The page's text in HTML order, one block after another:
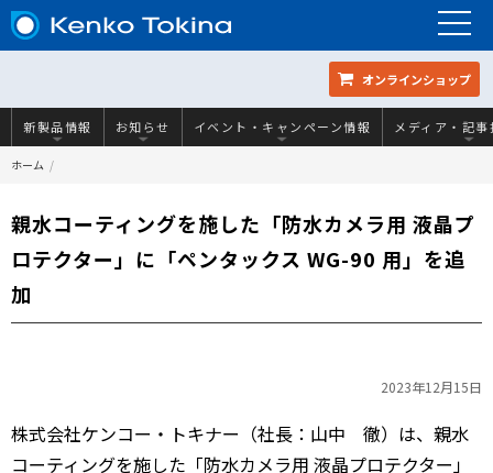
オンラインショップ
新製品情報 お知らせ イベント・キャンペーン情報 メディア・記
ホーム
親水コーティングを施した「防水カメラ用 液晶プ
ロテクター」に「ペンタックス WG-90 用」を追
加
2023年12月15日
株式会社ケンコー・トキナー（社長：山中 徹）は、親水
コーティングを施した「防水カメラ用 液晶プロテクター」